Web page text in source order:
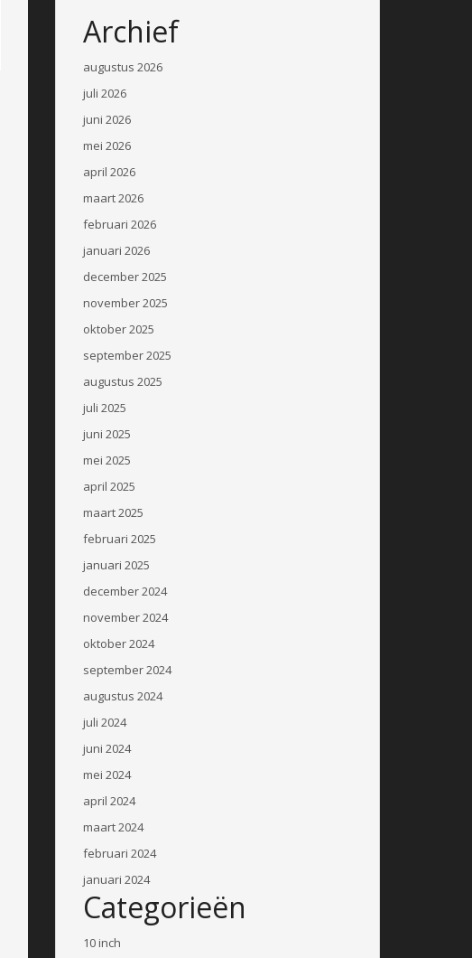
Archief
augustus 2026
juli 2026
juni 2026
mei 2026
april 2026
maart 2026
februari 2026
januari 2026
december 2025
november 2025
oktober 2025
september 2025
augustus 2025
juli 2025
juni 2025
mei 2025
april 2025
maart 2025
februari 2025
januari 2025
december 2024
november 2024
oktober 2024
september 2024
augustus 2024
juli 2024
juni 2024
mei 2024
april 2024
maart 2024
februari 2024
januari 2024
Categorieën
10 inch